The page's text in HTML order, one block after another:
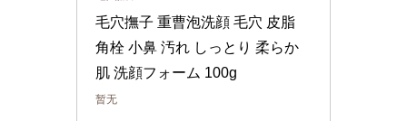
毛穴撫子 重曹泡洗顔 毛穴 皮脂
角栓 小鼻 汚れ しっとり 柔らか
肌 洗顔フォーム 100g
暂无